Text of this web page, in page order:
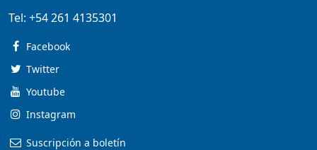
Tel: +54 261 4135301
Facebook
Twitter
Youtube
Instagram
Suscripción a boletín